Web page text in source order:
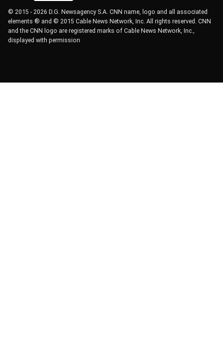
© 2015 - 2026 D.G. Newsagency S.A. CNN name, logo and all associated
elements ® and © 2015 Cable News Network, Inc. All rights reserved. CNN
and the CNN logo are registered marks of Cable News Network, Inc.,
displayed with permission